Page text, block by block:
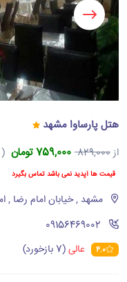
هتل پارساوا مشهد
از829,000 759,000 تومان ( 1 نفر 1 شب)
قیمت ها آپدید نمی باشد تماس بگیرد
مشهد , خیابان امام رضا ,
‪09156469002‬
4.0 عالی(7 بازخورد)